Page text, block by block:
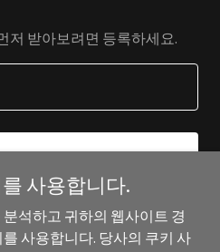
저 받아보려면 등록하세요.
사용합니다.
석하고 귀하의 웹사이트 경
사용합니다. 당사의 쿠키 사